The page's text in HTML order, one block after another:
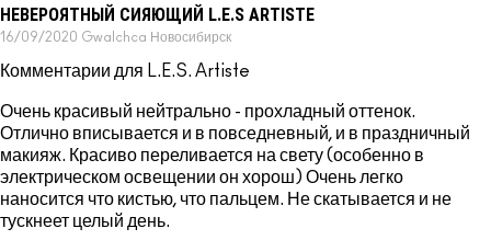
НЕВЕРОЯТНЫЙ СИЯЮЩИЙ L.E.S ARTISTE
16/09/2020 Gwalchca Новосибирск
Комментарии для L.E.S. Artiste
Очень красивый нейтрально - прохладный оттенок.
Отлично вписывается и в повседневный, и в праздничный
макияж. Красиво переливается на свету (особенно в
электрическом освещении он хорош) Очень легко
наносится что кистью, что пальцем. Не скатывается и не
тускнеет целый день.